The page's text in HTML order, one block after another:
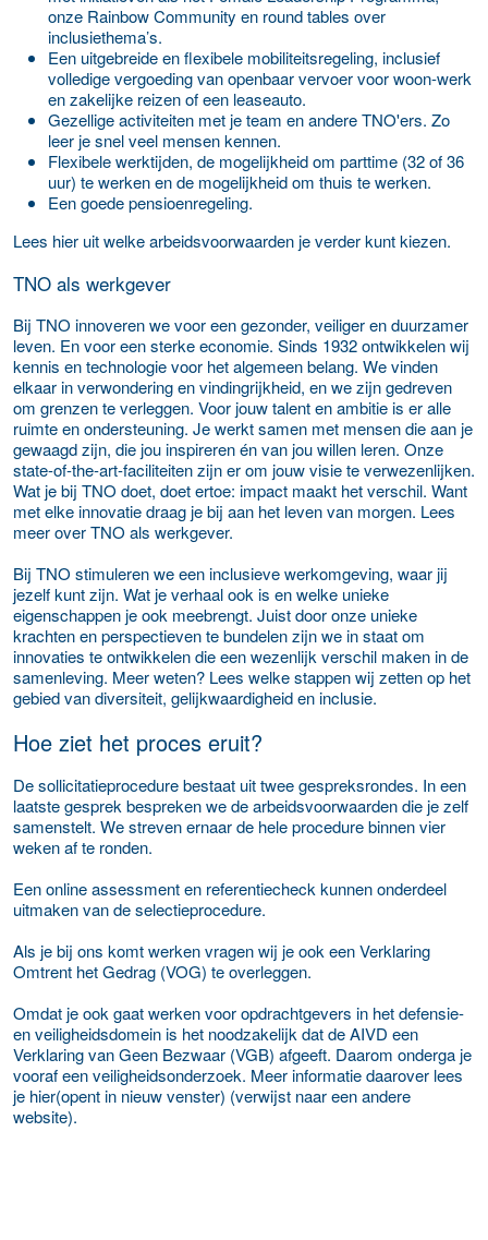
onze Rainbow Community en round tables over
inclusiethema’s.
Een uitgebreide en flexibele mobiliteitsregeling, inclusief
volledige vergoeding van openbaar vervoer voor woon-werk
en zakelijke reizen of een leaseauto.
Gezellige activiteiten met je team en andere TNO'ers. Zo
leer je snel veel mensen kennen.
Flexibele werktijden, de mogelijkheid om parttime (32 of 36
uur) te werken en de mogelijkheid om thuis te werken.
Een goede pensioenregeling.
Lees hier uit welke arbeidsvoorwaarden je verder kunt kiezen.
TNO als werkgever
Bij TNO innoveren we voor een gezonder, veiliger en duurzamer
leven. En voor een sterke economie. Sinds 1932 ontwikkelen wij
kennis en technologie voor het algemeen belang. We vinden
elkaar in verwondering en vindingrijkheid, en we zijn gedreven
om grenzen te verleggen. Voor jouw talent en ambitie is er alle
ruimte en ondersteuning. Je werkt samen met mensen die aan je
gewaagd zijn, die jou inspireren én van jou willen leren. Onze
state-of-the-art-faciliteiten zijn er om jouw visie te verwezenlijken.
Wat je bij TNO doet, doet ertoe: impact maakt het verschil. Want
met elke innovatie draag je bij aan het leven van morgen. Lees
meer over TNO als werkgever.
Bij TNO stimuleren we een inclusieve werkomgeving, waar jij
jezelf kunt zijn. Wat je verhaal ook is en welke unieke
eigenschappen je ook meebrengt. Juist door onze unieke
krachten en perspectieven te bundelen zijn we in staat om
innovaties te ontwikkelen die een wezenlijk verschil maken in de
samenleving. Meer weten? Lees welke stappen wij zetten op het
gebied van diversiteit, gelijkwaardigheid en inclusie.
Hoe ziet het proces eruit?
De sollicitatieprocedure bestaat uit twee gespreksrondes. In een
laatste gesprek bespreken we de arbeidsvoorwaarden die je zelf
samenstelt. We streven ernaar de hele procedure binnen vier
weken af te ronden.
Een online assessment en referentiecheck kunnen onderdeel
uitmaken van de selectieprocedure.
Als je bij ons komt werken vragen wij je ook een Verklaring
Omtrent het Gedrag (VOG) te overleggen.
Omdat je ook gaat werken voor opdrachtgevers in het defensie-
en veiligheidsdomein is het noodzakelijk dat de AIVD een
Verklaring van Geen Bezwaar (VGB) afgeeft. Daarom onderga je
vooraf een veiligheidsonderzoek. Meer informatie daarover lees
je hier(opent in nieuw venster) (verwijst naar een andere
website).